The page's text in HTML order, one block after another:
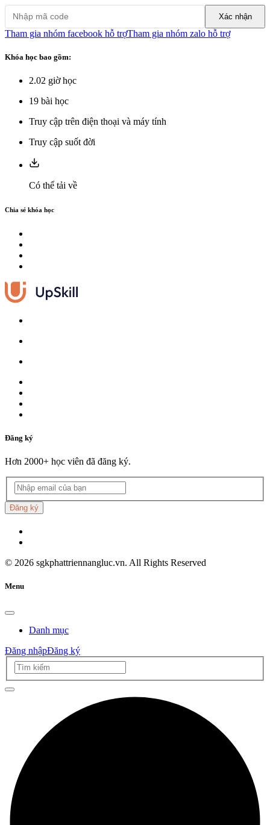
Xác nhận
Tham gia nhóm facebook hỗ trợTham gia nhóm zalo hỗ trợ
Khóa học bao gồm:
2.02 giờ học
19 bài học
Truy cập trên điện thoại và máy tính
Truy cập suốt đời
Có thể tải về
Chia sẻ khóa học
Đăng ký
Hơn 2000+ học viên đã đăng ký.
Đăng ký
© 2026 sgkphattriennangluc.vn. All Rights Reserved
Menu
Danh mục
Đăng nhậpĐăng ký